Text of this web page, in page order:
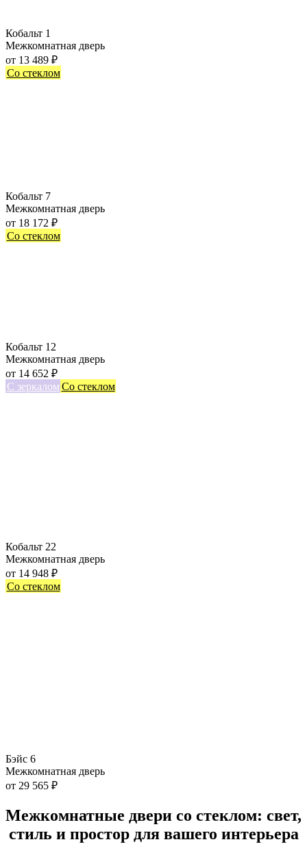
Кобальт 1
Межкомнатная дверь
от 13 489 ₽
Со стеклом
Кобальт 7
Межкомнатная дверь
от 18 172 ₽
Со стеклом
Кобальт 12
Межкомнатная дверь
от 14 652 ₽
С зеркалом Со стеклом
Кобальт 22
Межкомнатная дверь
от 14 948 ₽
Со стеклом
Бэйс 6
Межкомнатная дверь
от 29 565 ₽
Межкомнатные двери со стеклом: свет,
стиль и простор для вашего интерьера